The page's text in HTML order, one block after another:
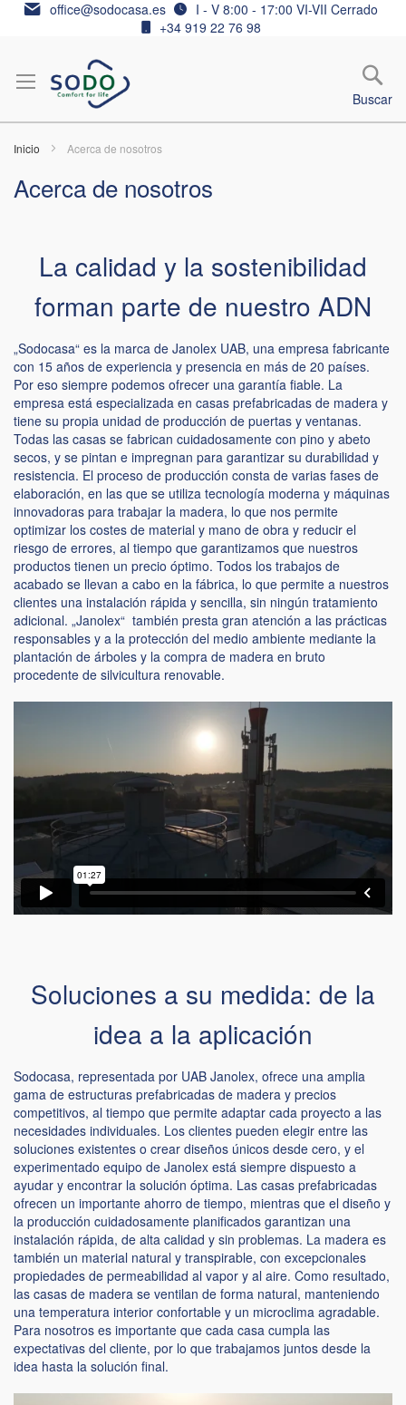
Ir
office@sodocasa.es
I - V 8:00 - 17:00 VI-VII Cerrado
+34 919 22 76 98
Buscar
Inicio Acerca de nosotros
Acerca de nosotros
La calidad y la sostenibilidad
forman parte de nuestro ADN
„Sodocasa“ es la marca de Janolex UAB, una empresa fabricante
con 15 años de experiencia y presencia en más de 20 países.
Por eso siempre podemos ofrecer una garantía fiable. La
empresa está especializada en casas prefabricadas de madera y
tiene su propia unidad de producción de puertas y ventanas.
Todas las casas se fabrican cuidadosamente con pino y abeto
secos, y se pintan e impregnan para garantizar su durabilidad y
resistencia. El proceso de producción consta de varias fases de
elaboración, en las que se utiliza tecnología moderna y máquinas
innovadoras para trabajar la madera, lo que nos permite
optimizar los costes de material y mano de obra y reducir el
riesgo de errores, al tiempo que garantizamos que nuestros
productos tienen un precio óptimo. Todos los trabajos de
acabado se llevan a cabo en la fábrica, lo que permite a nuestros
clientes una instalación rápida y sencilla, sin ningún tratamiento
adicional. „Janolex“ también presta gran atención a las prácticas
responsables y a la protección del medio ambiente mediante la
plantación de árboles y la compra de madera en bruto
procedente de silvicultura renovable.
Soluciones a su medida: de la
idea a la aplicación
Sodocasa, representada por UAB Janolex, ofrece una amplia
gama de estructuras prefabricadas de madera y precios
competitivos, al tiempo que permite adaptar cada proyecto a las
necesidades individuales. Los clientes pueden elegir entre las
soluciones existentes o crear diseños únicos desde cero, y el
experimentado equipo de Janolex está siempre dispuesto a
ayudar y encontrar la solución óptima. Las casas prefabricadas
ofrecen un importante ahorro de tiempo, mientras que el diseño y
la producción cuidadosamente planificados garantizan una
instalación rápida, de alta calidad y sin problemas. La madera es
también un material natural y transpirable, con excepcionales
propiedades de permeabilidad al vapor y al aire. Como resultado,
las casas de madera se ventilan de forma natural, manteniendo
una temperatura interior confortable y un microclima agradable.
Para nosotros es importante que cada casa cumpla las
expectativas del cliente, por lo que trabajamos juntos desde la
idea hasta la solución final.